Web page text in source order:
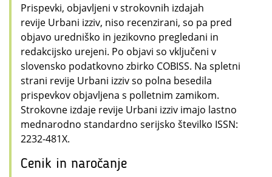
Prispevki, objavljeni v strokovnih izdajah
revije Urbani izziv, niso recenzirani, so pa pred
objavo uredniško in jezikovno pregledani in
redakcijsko urejeni. Po objavi so vključeni v
slovensko podatkovno zbirko COBISS. Na spletni
strani revije Urbani izziv so polna besedila
prispevkov objavljena s polletnim zamikom.
Strokovne izdaje revije Urbani izziv imajo lastno
mednarodno standardno serijsko številko ISSN:
2232-481X.
Cenik in naročanje